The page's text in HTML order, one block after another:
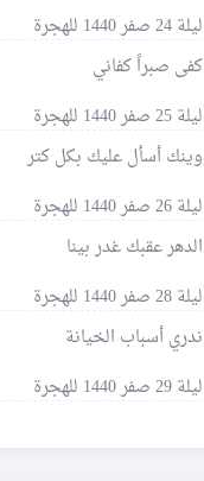
ليلة 24 صفر 1440 للهجرة
كفى صبراً كفاني
ليلة 25 صفر 1440 للهجرة
وينك أسأل عليك بكل كتر
ليلة 26 صفر 1440 للهجرة
الدهر عقبك غدر بينا
ليلة 28 صفر 1440 للهجرة
ندري أسباب الخيانة
ليلة 29 صفر 1440 للهجرة